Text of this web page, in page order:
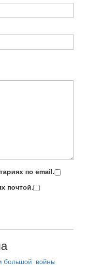
по email.
почтой.
большой войны